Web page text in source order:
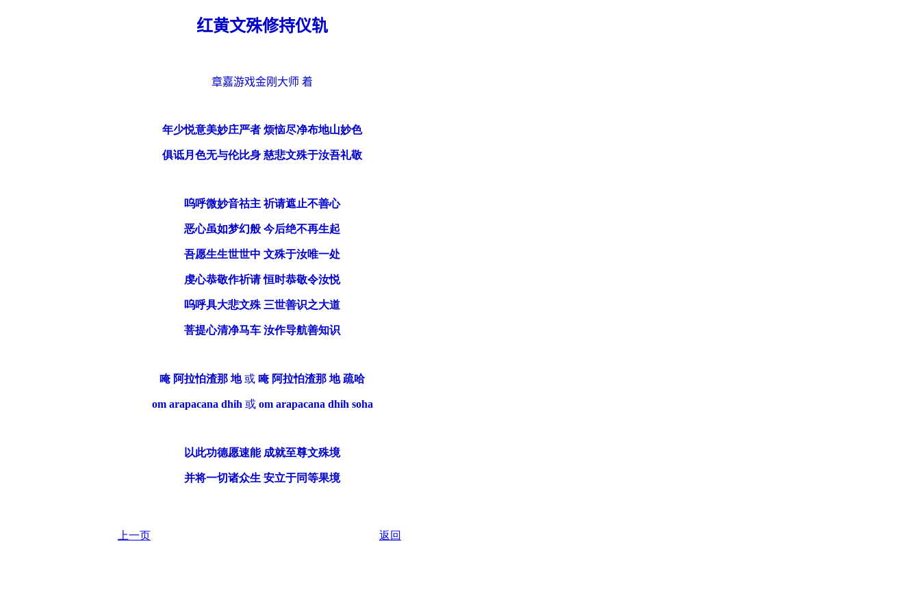
红黄文殊修持仪轨
章嘉游戏金刚大师 着
年少悦意美妙庄严者 烦恼尽净布地山妙色
俱诋月色无与伦比身 慈悲文殊于汝吾礼敬
呜呼微妙音祜主 祈请遮止不善心
恶心虽如梦幻般 今后绝不再生起
吾愿生生世世中 文殊于汝唯一处
虔心恭敬作祈请 恒时恭敬令汝悦
呜呼具大悲文殊 三世善识之大道
菩提心清净马车 汝作导航善知识
唵 阿拉怕渣那 地或 唵 阿拉怕渣那 地 疏哈
om arapacana dhih 或 om arapacana dhih soha
以此功德愿速能 成就至尊文殊境
并将一切诸众生 安立于同等果境
上一页 返回